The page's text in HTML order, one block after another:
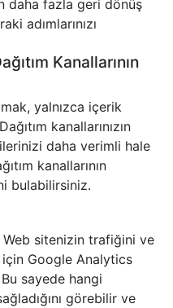
daha fazla geri dönüş
adımlarınızı
Kanallarının
yalnızca içerik
kanallarınızın
daha verimli hale
kanallarının
bulabilirsiniz.
Web sitenizin trafiğini ve
için Google Analytics
sayede hangi
görebilir ve